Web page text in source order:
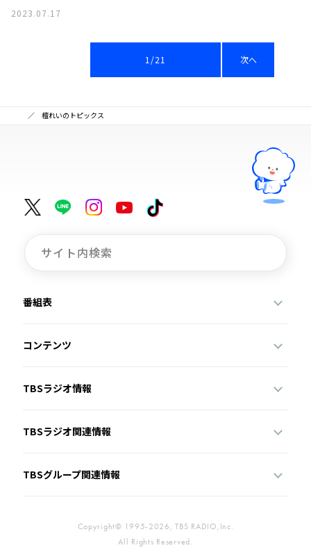
2023.07.17
1/21 次へ
檀れいのトピックス
番組表
コンテンツ
TBSラジオ情報
TBSラジオ関連情報
TBSグループ関連情報
Copyright© 1995-2026, TBS RADIO,Inc.
All Rights Reserved.